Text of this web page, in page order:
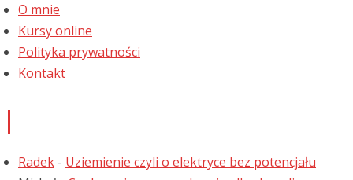
O mnie
Kursy online
Polityka prywatności
Kontakt
Radek - Uziemienie czyli o elektryce bez potencjału